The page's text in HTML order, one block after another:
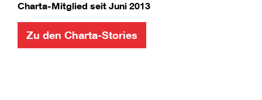
Charta-Mitglied seit Juni 2013
Zu den Charta-Stories